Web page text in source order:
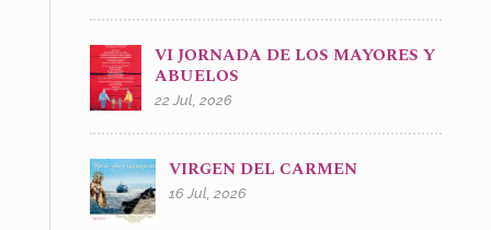
VI JORNADA DE LOS MAYORES Y
ABUELOS
22 Jul, 2026
VIRGEN DEL CARMEN
16 Jul, 2026